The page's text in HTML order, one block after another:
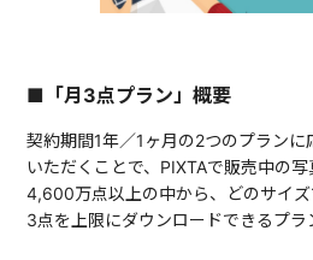
■「月3点プラン」概要
契約期間1年／1ヶ月の2つのプラン
いただくことで、PIXTAで販売中の
4,600万点以上の中から、どのサイ
3点を上限にダウンロードできるプラ